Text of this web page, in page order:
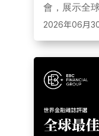
會，展示全
分享黃金市
2026年06月